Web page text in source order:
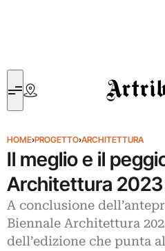
Artribune
HOME›PROGETTO›ARCHITETTURA
Il meglio e il
Architettura 2023
A conclusione
Biennale Architettura
dell’edizione che punta